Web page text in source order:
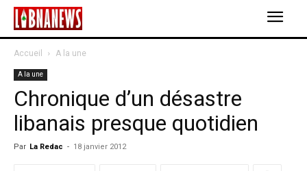
Accueil A la une
A la une
Chronique d’un désastre
libanais presque quotidien
Par La Redac - 18 janvier 2012